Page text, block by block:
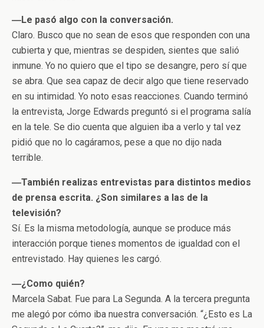
―Le pasó algo con la conversación.
Claro. Busco que no sean de esos que responden con una
cubierta y que, mientras se despiden, sientes que salió
inmune. Yo no quiero que el tipo se desangre, pero sí que
se abra. Que sea capaz de decir algo que tiene reservado
en su intimidad. Yo noto esas reacciones. Cuando terminó
la entrevista, Jorge Edwards preguntó si el programa salía
en la tele. Se dio cuenta que alguien iba a verlo y tal vez
pidió que no lo cagáramos, pese a que no dijo nada
terrible.
―También realizas entrevistas para distintos medios
de prensa escrita. ¿Son similares a las de la
televisión?
Sí. Es la misma metodología, aunque se produce más
interacción porque tienes momentos de igualdad con el
entrevistado. Hay quienes les cargó.
―¿Como quién?
Marcela Sabat. Fue para La Segunda. A la tercera pregunta
me alegó por cómo iba nuestra conversación. “¿Esto es La